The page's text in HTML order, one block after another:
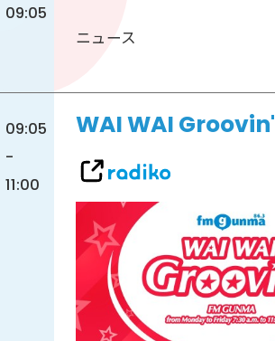
09:05
ニュース
09:05
-
11:00
WAI WAI Groovin'